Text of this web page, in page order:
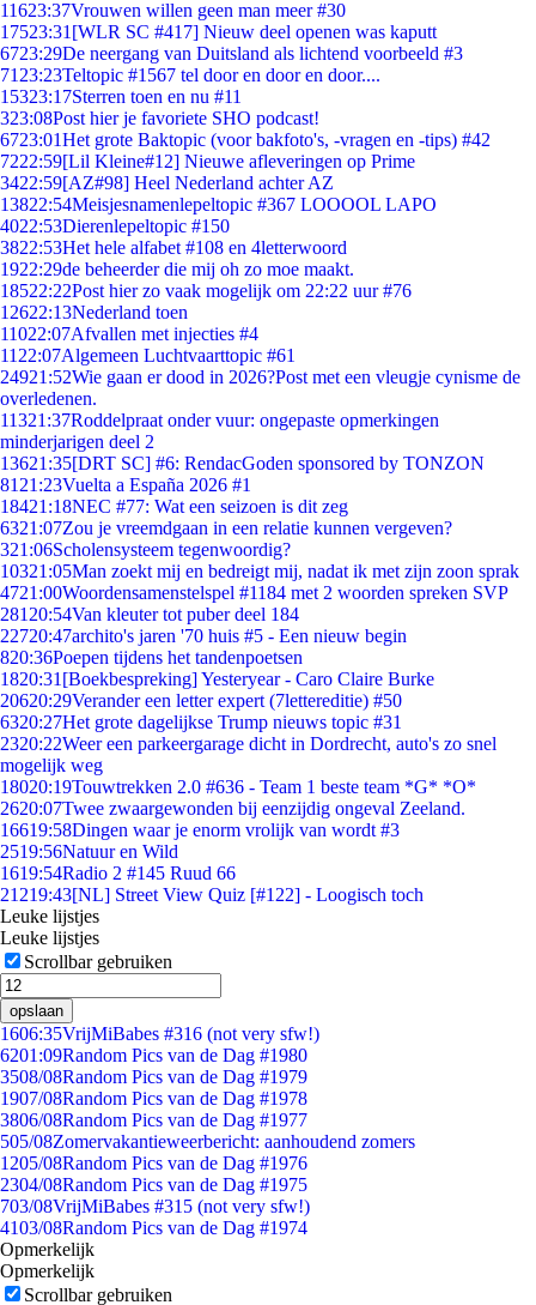
11623:37Vrouwen willen geen man meer #30
17523:31 [WLR SC #417] Nieuw deel openen was kaputt
6723:29De neergang van Duitsland als lichtend voorbeeld #3
71 23:23Teltopic #1567 tel door en door en door....
15323:17Sterren toen en nu #11
323:08Post hier je favoriete SHO podcast!
6723:01Het grote Baktopic (voor bakfoto's, -vragen en -tips) #42
7222:59[Lil Kleine#12] Nieuwe afleveringen op Prime
3422:59[AZ#98] Heel Nederland achter AZ
13822:54Meisjesnamenlepeltopic #367 LOOOOL LAPO
4022:53Dierenlepeltopic #150
3822:53Het hele alfabet #108 en 4letterwoord
1922:29de beheerder die mij oh zo moe maakt.
18522:22Post hier zo vaak mogelijk om 22:22 uur #76
12622:13Nederland toen
11022:07Afvallen met injecties #4
11 22:07Algemeen Luchtvaarttopic #61
24921:52Wie gaan er dood in 2026?Post met een vleugje cynisme de
overledenen.
11321:37Roddelpraat onder vuur: ongepaste opmerkingen
minderjarigen deel 2
13621:35[DRT SC] #6: RendacGoden sponsored by TONZON
81 21:23Vuelta a España 2026 #1
18421:18NEC #77: Wat een seizoen is dit zeg
6321:07Zou je vreemdgaan in een relatie kunnen vergeven?
321:06Scholensysteem tegenwoordig?
10321:05Man zoekt mij en bedreigt mij, nadat ik met zijn zoon sprak
4721:00Woordensamenstelspel #1184 met 2 woorden spreken SVP
281 20:54Van kleuter tot puber deel 184
22720:47archito's jaren '70 huis #5 - Een nieuw begin
820:36Poepen tijdens het tandenpoetsen
1820:31 [Boekbespreking] Yesteryear - Caro Claire Burke
20620:29Verander een letter expert (7lettereditie) #50
6320:27Het grote dagelijkse Trump nieuws topic #31
2320:22Weer een parkeergarage dicht in Dordrecht, auto's zo snel
mogelijk weg
18020:19Touwtrekken 2.0 #636 - Team 1 beste team *G* *O*
2620:07Twee zwaargewonden bij eenzijdig ongeval Zeeland.
16619:58Dingen waar je enorm vrolijk van wordt #3
2519:56Natuur en Wild
1619:54Radio 2 #145 Ruud 66
21219:43[NL] Street View Quiz [#122] - Loogisch toch
Leuke lijstjes
Leuke lijstjes
Scrollbar gebruiken
opslaan
1606:35VrijMiBabes #316 (not very sfw!)
6201:09Random Pics van de Dag #1980
3508/08Random Pics van de Dag #1979
1907/08Random Pics van de Dag #1978
3806/08Random Pics van de Dag #1977
505/08Zomervakantieweerbericht: aanhoudend zomers
1205/08Random Pics van de Dag #1976
2304/08Random Pics van de Dag #1975
703/08VrijMiBabes #315 (not very sfw!)
4103/08Random Pics van de Dag #1974
Opmerkelijk
Opmerkelijk
Scrollbar gebruiken